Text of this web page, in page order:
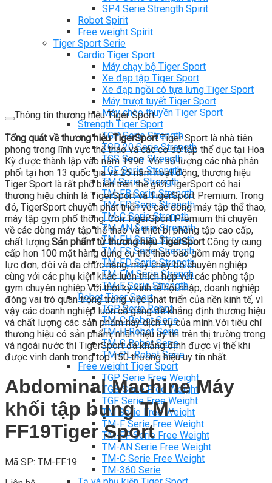
SP4 Serie Strength Spirit
Robot Spirit
Free weight Spirit
Tiger Sport Serie
Cardio Tiger Sport
Máy chạy bộ Tiger Sport
Xe đạp tập Tiger Sport
Xe đạp ngồi có tựa lưng Tiger Sport
Máy trượt tuyết Tiger Sport
Máy chèo thuyền Tiger Sport
Strength Tiger Sport
TGP Serie Strength
TGP 20 Serie Strength
TGS Serie Strength
TGF Serie Strength
TM Serie Strength
TM-FB Serie Strength
TM-FD Serie Strength
TM-C Serie Strength
TM-AN Serie Strength
TM-FH Serie Strength
TM-FS Serie Strength
TM-FD Serie Strength
TM-FM Serie Strengh
TM-F Serie Strength
Robot Tiger Sport
TGP Serie Robot
TM-C Robot Serie
TM-H Robot Serie
TM-G Robot Serie
TM-PL Robot Serie
Free weight Tiger Sport
TGP Serie Free Weight
TGS Serie Free Weight
TGF Serie Free Weight
TM Serie Free Weight
TM-F Serie Free Weight
TM-FF Serie Free Weight
TM-AN Serie Free Weight
TM-C Serie Free Weight
TM-360 Serie
Thông tin thương hiệu Tiger Sport
Tổng quát về thương hiệu TigerSportTiger Sport là nhà tiên
phong trong lĩnh vực thể thao và các cơ sở tập thể dục tại Hoa
Kỳ được thành lập vào năm 1990. Với số lượng các nhà phân
phối tại hơn 13 quốc gia và 25 năm hoạt động, thương hiệu
Tiger Sport là rất phổ biến trên thế giới.TigerSport có hai
thương hiệu chính là TigerSport và TigerSport Premium. Trong
đó, TigerSport chuyên phát triển về các dòng máy tập thể thao,
máy tập gym phổ thông. Còn TigerSport Premium thì chuyên
về các dòng máy tập thể thao và thiết bị phòng tập cao cấp,
chất lượng.Sản phẩm từ thương hiệu TigerSportCông ty cung
cấp hơn 100 mặt hàng dụng cụ thể thao bao gồm máy trọng
lực đơn, đôi và đa chức năng, máy chạy bộ chuyên nghiệp
cùng với các phụ kiện khác luôn thích hợp với các phòng tập
gym chuyên nghiệp.Với thời kỳ kinh tế hội nhập, doanh nghiệp
đóng vai trò quan trọng trong việc phát triển của nền kinh tế, vì
vậy các doanh nghiệp luôn cố gắng để khẳng định thương hiệu
và chất lượng các sản phẩm hay dịch vụ của mình.Với tiêu chí
thương hiệu có sản phẩm, nhãn hiệu uy tín trên thị trường trong
và ngoài nước thì TigerSport đã khẳng định được vị thế khi
được vinh danh trong top 150 thương hiệu uy tín nhất.
Abdominal Machine Máy
khối tập bụng TM-
FF19Tiger Sport
Mã SP: TM-FF19